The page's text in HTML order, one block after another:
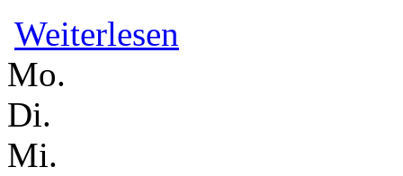
Weiterlesen
Mo.
Di.
Mi.